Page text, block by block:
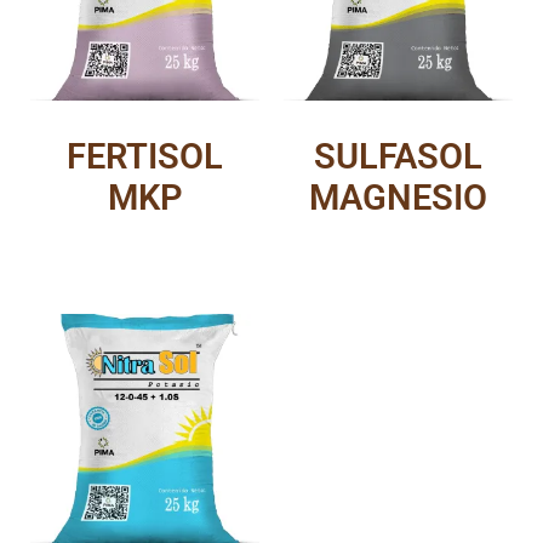
FERTISOL
MKP
SULFASOL
MAGNESIO